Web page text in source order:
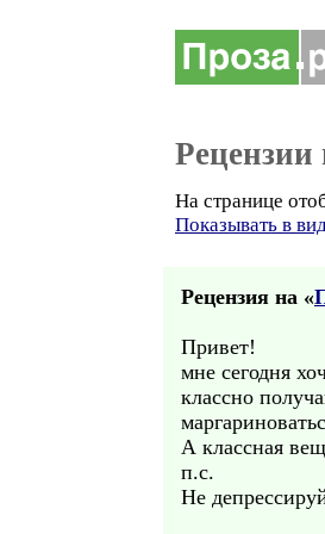
Рецензии
На странице
Показывать в
Рецензия на «
Привет!
мне сегодня
классно
А классная
п.с.
Не